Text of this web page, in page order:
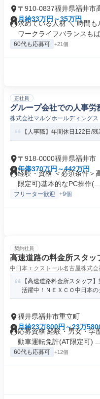
〒910-0837福井県福井市
月給33万円～35万円
求めている人材 ＼ 時間
ワークライフバランスもば
60代も応募可 +21個
正社員
グループ会社での人事労
株式会社マルツホールディングス
【人事職】年間休日122日/
〒918-0000福井県福井市
年俸370万円～442万円
経験・資格 ＜必須条件＞
限定可)基本的なPC操作(...
フリーター歓迎 +9個
契約社員
高速道路の料金所スタッ
中日本エクストール名古屋株式会
【高速道路料金所スタッフ
活躍中！ＮＥＸＣＯ中日本の
福井県福井市重立町
月給23万800円～23万
応募資格 経験・男女・学
動車運転免許(AT限定可) ...
60代も応募可 +12個